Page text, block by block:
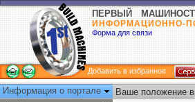
ПЕРВЫЙ
ИНФОРМАЦИОННО-
Форма для связи
Добавить в избранное
Информация о портале Ваше положение